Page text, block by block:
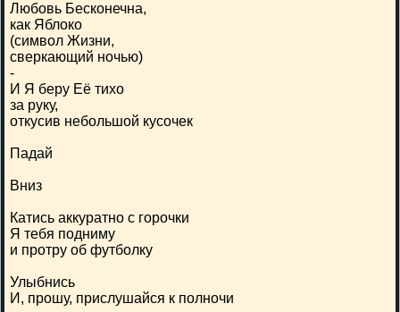
Любовь Бесконечна,
как Яблоко
(символ Жизни,
сверкающий ночью)
-
И Я беру Её тихо
за руку,
откусив небольшой кусочек
Падай
Вниз
Катись аккуратно с горочки
Я тебя подниму
и протру об футболку
Улыбнись
И, прошу, прислушайся к полночи